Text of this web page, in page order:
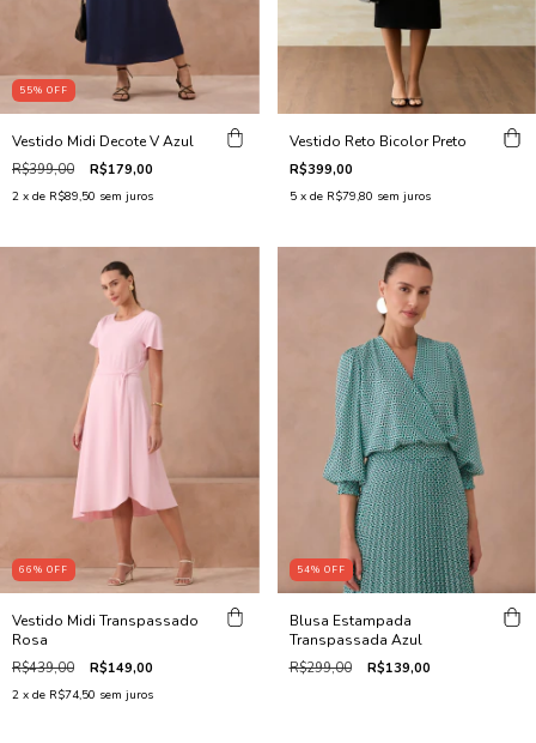
55% OFF
Vestido Midi Decote V Azul
R$399,00 R$179,00
2 x de R$89,50 sem juros
Vestido Reto Bicolor Preto
R$399,00
5 x de R$79,80 sem juros
66% OFF
Vestido Midi Transpassado
Rosa
R$439,00 R$149,00
2 x de R$74,50 sem juros
54% OFF
Blusa Estampada
Transpassada Azul
R$299,00 R$139,00